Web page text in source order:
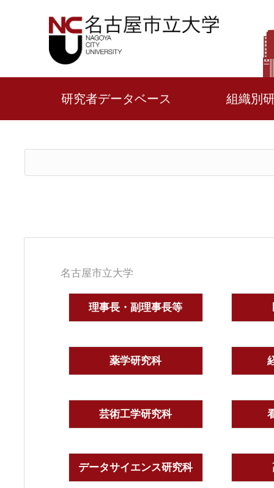
研究者データベース 組織別
名古屋市立大学
理事長・副理事長等
薬学研究科
芸術工学研究科
データサイエンス研究科